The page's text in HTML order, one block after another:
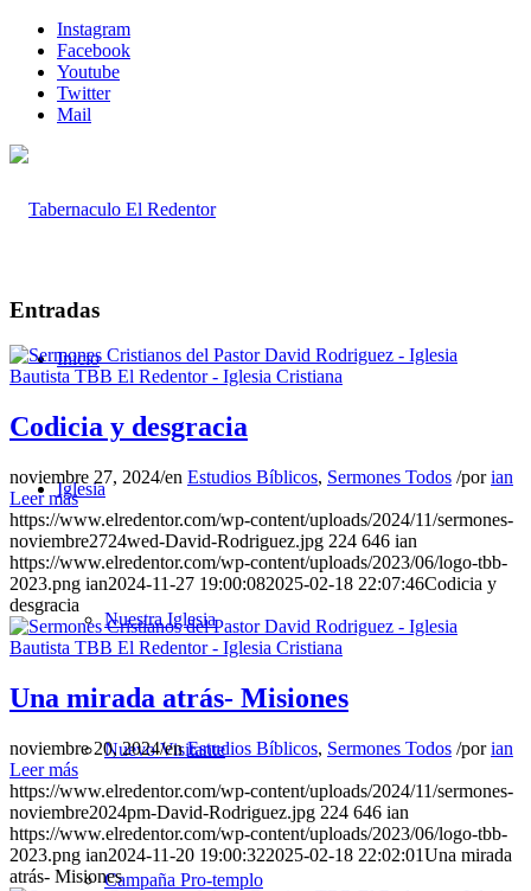
Instagram
Facebook
Youtube
Twitter
Mail
Inicio
Iglesia
Nuestra Iglesia
Nuevo Visitante
Campaña Pro-templo
Entradas
Codicia y desgracia
noviembre 27, 2024/en Estudios Bíblicos, Sermones Todos /porian
Leer más
https://www.elredentor.com/wp-content/uploads/2024/11/sermones-
noviembre2724wed-David-Rodriguez.jpg 224 646 ian
https://www.elredentor.com/wp-content/uploads/2023/06/logo-tbb-
2023.png ian2024-11-27 19:00:082025-02-18 22:07:46Codicia y
desgracia
Una mirada atrás- Misiones
noviembre 20, 2024/enEstudios Bíblicos, Sermones Todos /porian
Leer más
https://www.elredentor.com/wp-content/uploads/2024/11/sermones-
noviembre2024pm-David-Rodriguez.jpg 224 646 ian
https://www.elredentor.com/wp-content/uploads/2023/06/logo-tbb-
2023.png ian2024-11-20 19:00:322025-02-18 22:02:01Una mirada
atrás- Misiones